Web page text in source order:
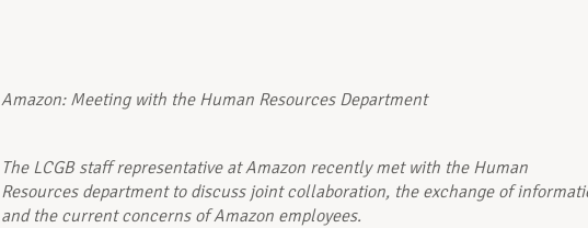
Amazon: Meeting with the Human Resources Department
The LCGB staff representative at Amazon recently met with the Human
Resources department to discuss joint collaboration, the exchange of
and the current concerns of Amazon employees.